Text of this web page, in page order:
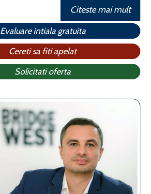
Citeste mai mult
Evaluare intiala gratuita
Cereti sa fiti apelat
Solicitati oferta